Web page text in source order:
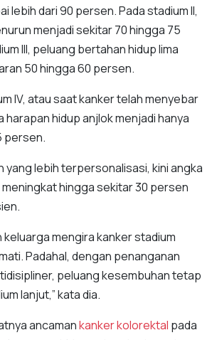
lebih dari 90 persen. Pada stadium II,
menjadi sekitar 70 hingga 75
III, peluang bertahan hidup lima
50 hingga 60 persen.
IV, atau saat kanker telah menyebar
harapan hidup anjlok menjadi hanya
persen.
lebih terpersonalisasi, kini angka
hingga sekitar 30 persen
keluarga mengira kanker stadium
Padahal, dengan penanganan
peluang kesembuhan tetap
lanjut,” kata dia.
ancamankanker kolorektal pada